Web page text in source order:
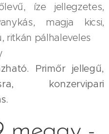
íze jellegzetes,
magja kicsi,
ritkán pálhaleveles
Primőr jellegű,
konzervipari